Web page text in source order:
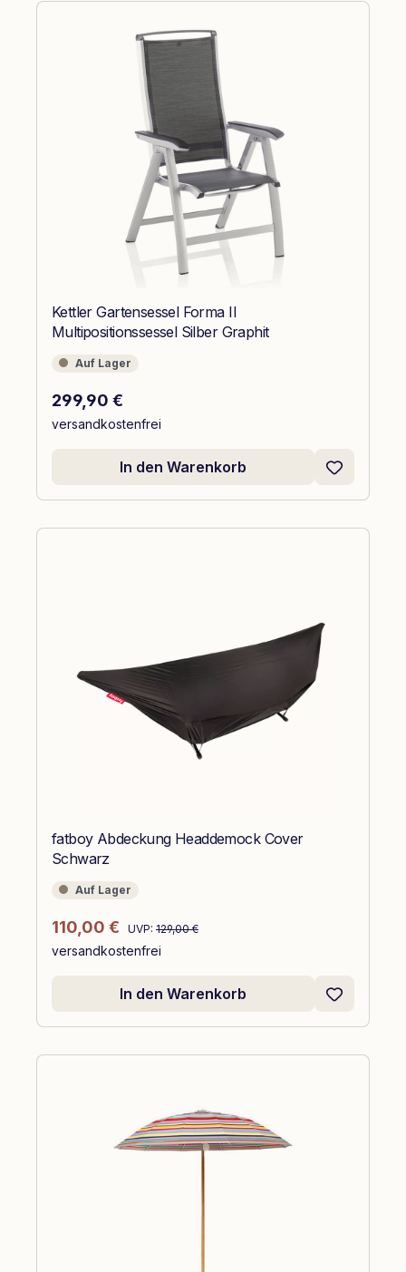
Kettler Gartensessel Forma II
Multipositionssessel Silber Graphit
Auf Lager
Auf Lager
Regulärer Preis:
299,90 €
versandkostenfrei
In den Warenkorb
fatboy Abdeckung Headdemock Cover
Schwarz
Auf Lager
Auf Lager
Verkaufspreis:
110,00 € Regulärer Preis:
UVP: 129,00 €
versandkostenfrei
In den Warenkorb